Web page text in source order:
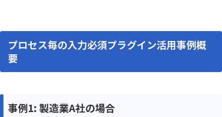
プロセス毎の入力必須プラグイン活用事例概
要
事例1: 製造業A社の場合